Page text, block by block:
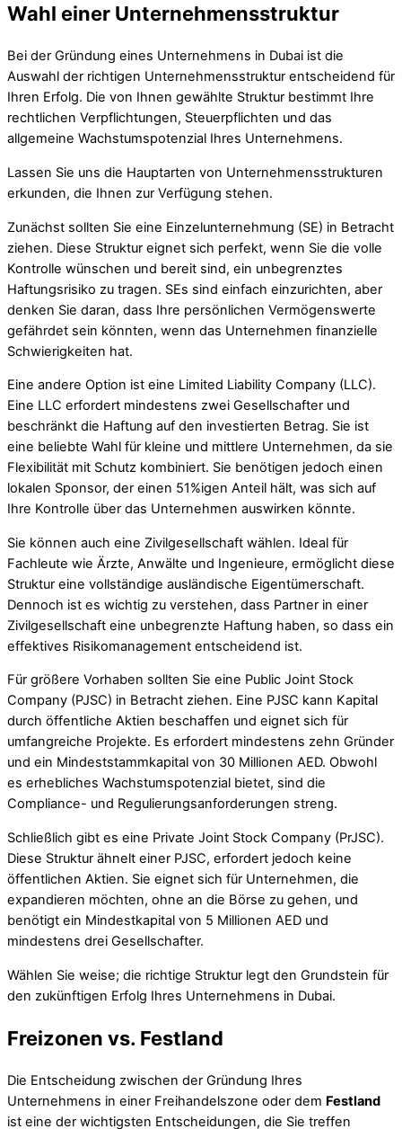
Wahl einer Unternehmensstruktur
Bei der Gründung eines Unternehmens in Dubai ist die
Auswahl der richtigen Unternehmensstruktur entscheidend für
Ihren Erfolg. Die von Ihnen gewählte Struktur bestimmt Ihre
rechtlichen Verpflichtungen, Steuerpflichten und das
allgemeine Wachstumspotenzial Ihres Unternehmens.
Lassen Sie uns die Hauptarten von Unternehmensstrukturen
erkunden, die Ihnen zur Verfügung stehen.
Zunächst sollten Sie eine Einzelunternehmung (SE) in Betracht
ziehen. Diese Struktur eignet sich perfekt, wenn Sie die volle
Kontrolle wünschen und bereit sind, ein unbegrenztes
Haftungsrisiko zu tragen. SEs sind einfach einzurichten, aber
denken Sie daran, dass Ihre persönlichen Vermögenswerte
gefährdet sein könnten, wenn das Unternehmen finanzielle
Schwierigkeiten hat.
Eine andere Option ist eine Limited Liability Company (LLC).
Eine LLC erfordert mindestens zwei Gesellschafter und
beschränkt die Haftung auf den investierten Betrag. Sie ist
eine beliebte Wahl für kleine und mittlere Unternehmen, da sie
Flexibilität mit Schutz kombiniert. Sie benötigen jedoch einen
lokalen Sponsor, der einen 51%igen Anteil hält, was sich auf
Ihre Kontrolle über das Unternehmen auswirken könnte.
Sie können auch eine Zivilgesellschaft wählen. Ideal für
Fachleute wie Ärzte, Anwälte und Ingenieure, ermöglicht diese
Struktur eine vollständige ausländische Eigentümerschaft.
Dennoch ist es wichtig zu verstehen, dass Partner in einer
Zivilgesellschaft eine unbegrenzte Haftung haben, so dass ein
effektives Risikomanagement entscheidend ist.
Für größere Vorhaben sollten Sie eine Public Joint Stock
Company (PJSC) in Betracht ziehen. Eine PJSC kann Kapital
durch öffentliche Aktien beschaffen und eignet sich für
umfangreiche Projekte. Es erfordert mindestens zehn Gründer
und ein Mindeststammkapital von 30 Millionen AED. Obwohl
es erhebliches Wachstumspotenzial bietet, sind die
Compliance- und Regulierungsanforderungen streng.
Schließlich gibt es eine Private Joint Stock Company (PrJSC).
Diese Struktur ähnelt einer PJSC, erfordert jedoch keine
öffentlichen Aktien. Sie eignet sich für Unternehmen, die
expandieren möchten, ohne an die Börse zu gehen, und
benötigt ein Mindestkapital von 5 Millionen AED und
mindestens drei Gesellschafter.
Wählen Sie weise; die richtige Struktur legt den Grundstein für
den zukünftigen Erfolg Ihres Unternehmens in Dubai.
Freizonen vs. Festland
Die Entscheidung zwischen der Gründung Ihres
Unternehmens in einer Freihandelszone oder dem Festland
ist eine der wichtigsten Entscheidungen, die Sie treffen